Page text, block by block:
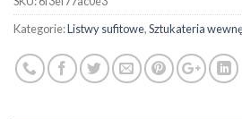
Kategorie:Listwy sufitowe,Sztukateria